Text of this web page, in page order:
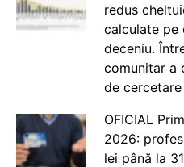
redus
calculate pe
deceniu.
comunitar a
de
OFICIAL
2026:
lei până la